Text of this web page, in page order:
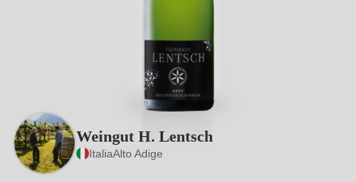
Weingut H. Lentsch
ItaliaAlto Adige